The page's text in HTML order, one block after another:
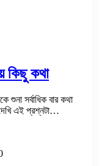
কিছু কথা
শুনা সর্বাধিক বার কথা
এই প্রশ্নটা…